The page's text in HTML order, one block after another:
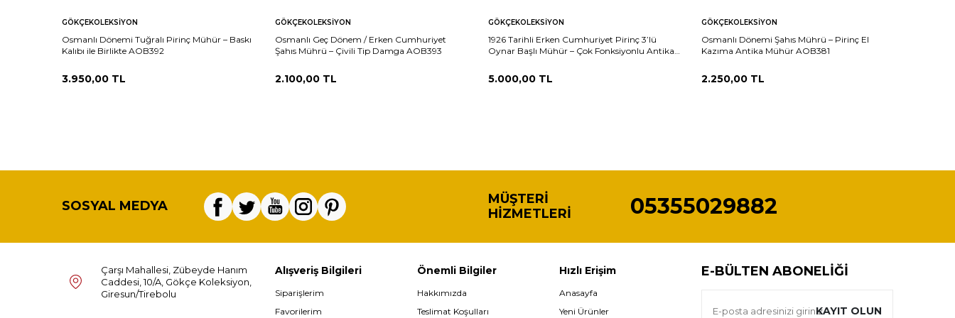
GÖKÇEKOLEKSIYON
Osmanlı Dönemi Tuğralı Pirinç Mühür – Baskı
Kalıbı ile Birlikte AOB392
3.950,00 TL
GÖKÇEKOLEKSIYON
Osmanlı Geç Dönem / Erken Cumhuriyet
Şahıs Mührü – Çivili Tip Damga AOB393
2.100,00 TL
GÖKÇEKOLEKSIYON
1926 Tarihli Erken Cumhuriyet Pirinç 3’lü
Oynar Başlı Mühür – Çok Fonksiyonlu Antika
5.000,00 TL
GÖKÇEKOLEKSIYON
Osmanlı Dönemi Şahıs Mührü – Pirinç El
Kazıma Antika Mühür AOB381
2.250,00 TL
SOSYAL MEDYA
MÜŞTERI
HIZMETLERI
05355029882
Çarşı Mahallesi, Zübeyde Hanım
Caddesi, 10/A, Gökçe Koleksiyon,
Giresun/Tirebolu
Alışveriş Bilgileri
Siparişlerim
Favorilerim
Önemli Bilgiler
Hakkımızda
Teslimat Koşulları
Hızlı Erişim
Anasayfa
Yeni Ürünler
E-BÜLTEN ABONELIĞI
KAYIT OLUN